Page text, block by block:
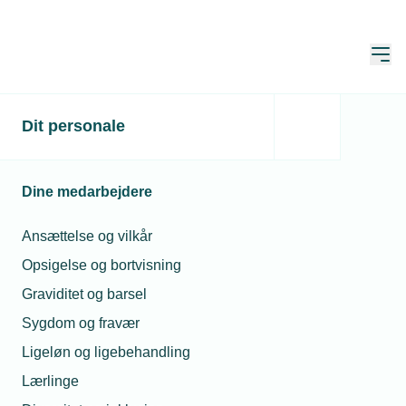
Dit personale
Dine medarbejdere
Ansættelse og vilkår
Opsigelse og bortvisning
Graviditet og barsel
Sygdom og fravær
Ligeløn og ligebehandling
Lærlinge
TEKNIQ: Regeringen
Skrevet af: Michael Degn Christensen og Kathrine Ejdum
Kjølberg